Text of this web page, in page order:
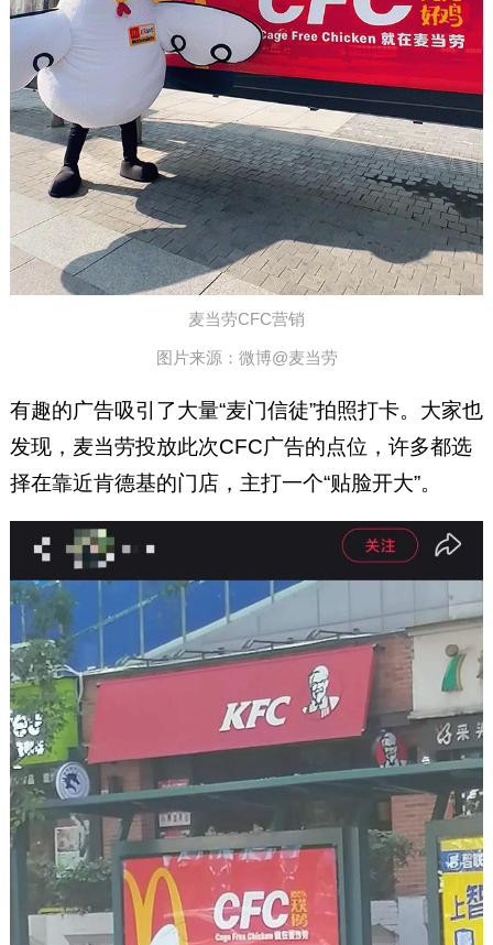
麦当劳CFC营销
图片来源：微博@麦当劳
有趣的广告吸引了大量“麦门信徒”拍照打卡。大家也
发现，麦当劳投放此次CFC广告的点位，许多都选
择在靠近肯德基的门店，主打一个“贴脸开大”。